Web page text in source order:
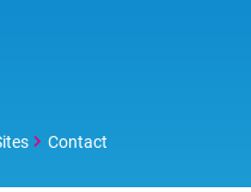
Contact